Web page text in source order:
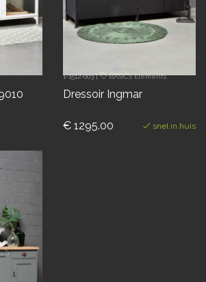
1-1512-003| BASICS Elements
Dressoir Ingmar
€ 1295.00 snel in huis